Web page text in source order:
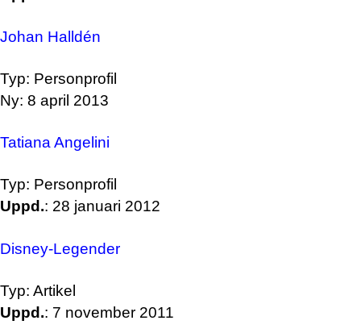
Johan Halldén
Typ: Personprofil
Ny: 8 april 2013
Tatiana Angelini
Typ: Personprofil
Uppd.: 28 januari 2012
Disney-Legender
Typ: Artikel
Uppd.: 7 november 2011